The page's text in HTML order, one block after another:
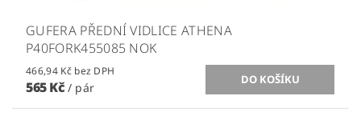
GUFERA PŘEDNÍ VIDLICE ATHENA
P40FORK455085 NOK
466,94 Kč bez DPH
565 Kč / pár